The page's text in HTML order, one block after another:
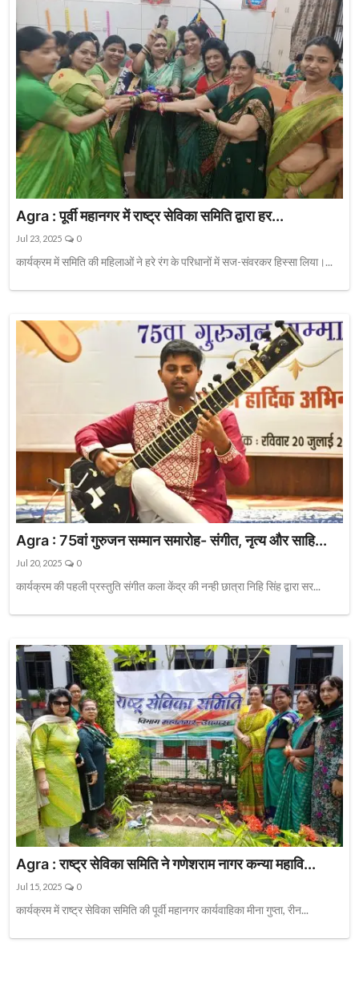
Agra : पूर्वी महानगर में राष्ट्र सेविका समिति द्वारा हर...
Jul 23, 2025 0
कार्यक्रम में समिति की महिलाओं ने हरे रंग के परिधानों में सज-संवरकर हिस्सा लिया।...
Agra : 75वां गुरुजन सम्मान समारोह- संगीत, नृत्य और साहि...
Jul 20, 2025 0
कार्यक्रम की पहली प्रस्तुति संगीत कला केंद्र की नन्ही छात्रा निहि सिंह द्वारा सर...
Agra : राष्ट्र सेविका समिति ने गणेशराम नागर कन्या महावि...
Jul 15, 2025 0
कार्यक्रम में राष्ट्र सेविका समिति की पूर्वी महानगर कार्यवाहिका मीना गुप्ता, रीन...